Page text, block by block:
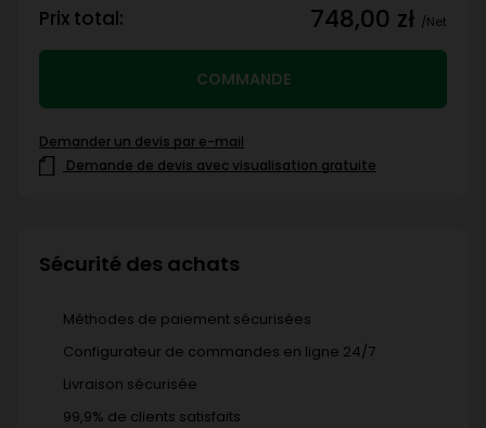
Prix total: 748,00 zł /Net
COMMANDE
Demander un devis par e-mail
Demande de devis avec visualisation gratuite
Sécurité des achats
Méthodes de paiement sécurisées
Configurateur de commandes en ligne 24/7
Livraison sécurisée
99,9% de clients satisfaits